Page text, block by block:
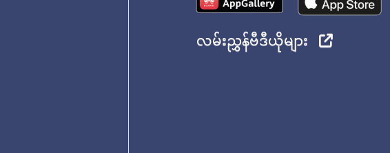
လမ်းညွှန်ဗီဒီယိုများ